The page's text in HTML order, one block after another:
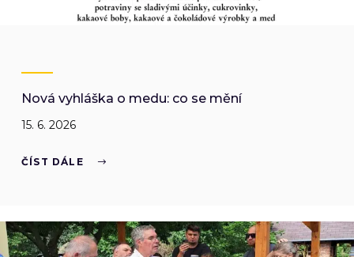
Nová vyhláška o medu: co se mění
15. 6. 2026
ČÍST DÁLE